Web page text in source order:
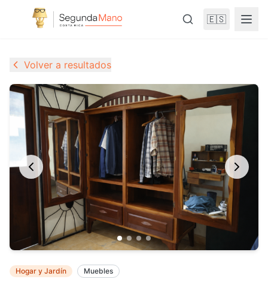
🇪🇸
Volver a resultados
Hogar y Jardín Muebles